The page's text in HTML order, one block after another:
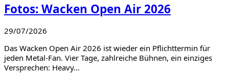
Fotos: Wacken Open Air 2026
29/07/2026
Das Wacken Open Air 2026 ist wieder ein Pflichttermin für
jeden Metal-Fan. Vier Tage, zahlreiche Bühnen, ein einziges
Versprechen: Heavy…